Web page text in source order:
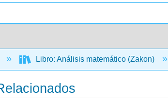
Libro: Análisis matemático (Zakon)